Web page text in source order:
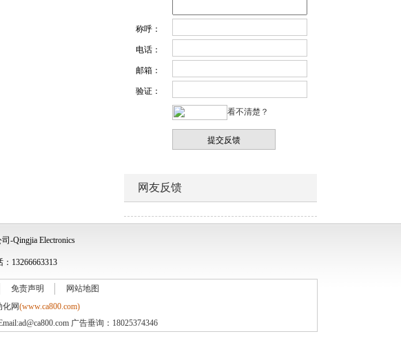
称呼：
电话：
邮箱：
验证：
看不清楚？
网友反馈
-Qingjia Electronics
13266663313
免责声明
网站地图
网(www.ca800.com)
广告垂询：18025374346